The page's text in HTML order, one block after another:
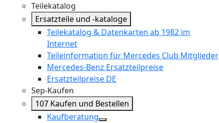
Teilekatalog
Ersatzteile und -kataloge
Teilekatalog & Datenkarten ab 1982 im
Internet
Teileinformation für Mercedes Club Mitglieder
Mercedes-Benz Ersatzteilpreise
Ersatzteilpreise DE
Sep-Kaufen
107 Kaufen und Bestellen
Kaufberatung